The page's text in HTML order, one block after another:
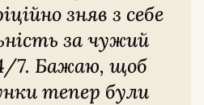
зняв з себе
за чужий
7. Бажаю, щоб
тепер були